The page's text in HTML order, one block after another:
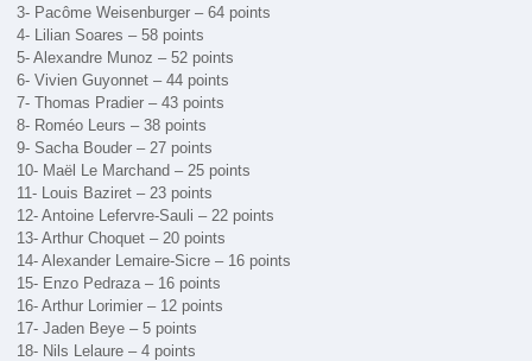
3- Pacôme Weisenburger – 64 points
4- Lilian Soares – 58 points
5- Alexandre Munoz – 52 points
6- Vivien Guyonnet – 44 points
7- Thomas Pradier – 43 points
8- Roméo Leurs – 38 points
9- Sacha Bouder – 27 points
10- Maël Le Marchand – 25 points
11- Louis Baziret – 23 points
12- Antoine Lefervre-Sauli – 22 points
13- Arthur Choquet – 20 points
14- Alexander Lemaire-Sicre – 16 points
15- Enzo Pedraza – 16 points
16- Arthur Lorimier – 12 points
17- Jaden Beye – 5 points
18- Nils Lelaure – 4 points